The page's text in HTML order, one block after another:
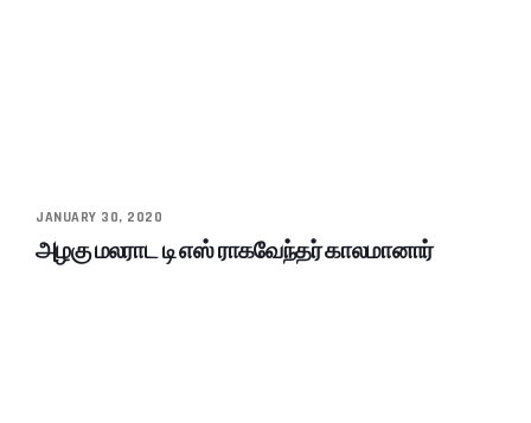
JANUARY 30, 2020
அழகு மலராட டி எஸ் ராகவேந்தர் காலமானார்